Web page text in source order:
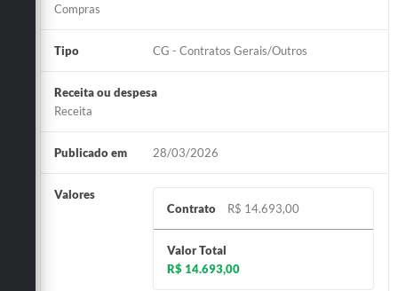
Compras
Tipo CG - Contratos Gerais/Outros
Receita ou despesa
Receita
Publicado em 28/03/2026
Valores
Contrato
R$ 14.693,00
Valor Total
R$ 14.693,00